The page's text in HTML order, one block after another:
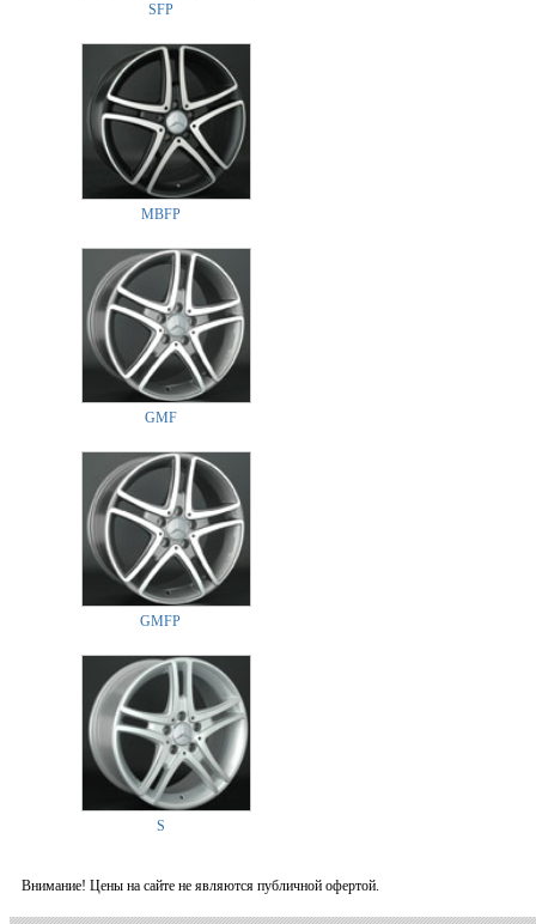
SFP
MBFP
GMF
GMFP
S
Внимание! Цены на сайте не являются публичной офертой.